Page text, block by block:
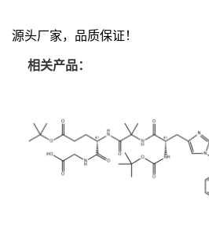
源头厂家，品质保证！
相关产品：